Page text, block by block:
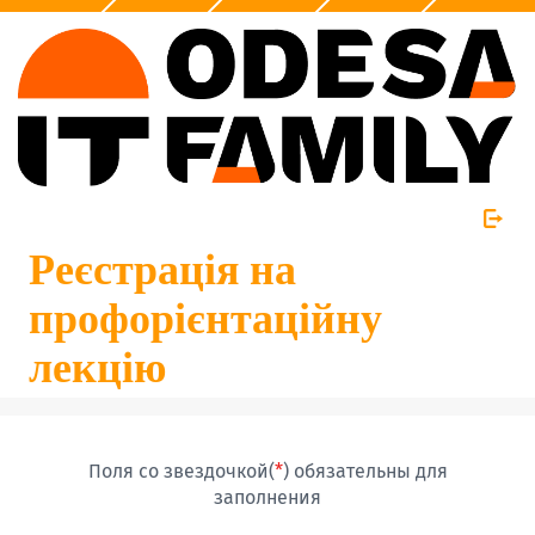
Реєстрація на
профорієнтаційну
лекцію
Поля со звездочкой(*) обязательны для
заполнения